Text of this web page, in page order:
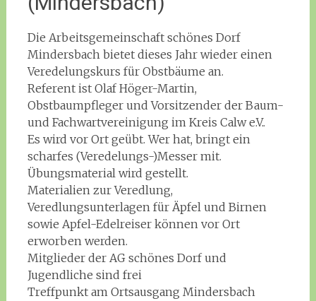
Die Arbeitsgemeinschaft schönes Dorf
Mindersbach bietet dieses Jahr wieder einen
Veredelungskurs für Obstbäume an.
Referent ist Olaf Höger-Martin,
Obstbaumpfleger und Vorsitzender der Baum-
und Fachwartvereinigung im Kreis Calw e.V..
Es wird vor Ort geübt. Wer hat, bringt ein
scharfes (Veredelungs-)Messer mit.
Übungsmaterial wird gestellt.
Materialien zur Veredlung,
Veredlungsunterlagen für Äpfel und Birnen
sowie Apfel-Edelreiser können vor Ort
erworben werden.
Mitglieder der AG schönes Dorf und
Jugendliche sind frei
Treffpunkt am Ortsausgang Mindersbach